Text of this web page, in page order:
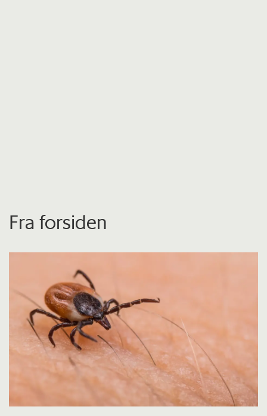
Fra forsiden